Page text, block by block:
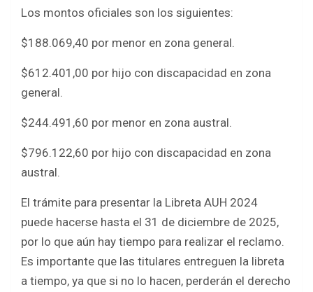
Los montos oficiales son los siguientes:
$188.069,40 por menor en zona general.
$612.401,00 por hijo con discapacidad en zona
general.
$244.491,60 por menor en zona austral.
$796.122,60 por hijo con discapacidad en zona
austral.
El trámite para presentar la Libreta AUH 2024
puede hacerse hasta el 31 de diciembre de 2025,
por lo que aún hay tiempo para realizar el reclamo.
Es importante que las titulares entreguen la libreta
a tiempo, ya que si no lo hacen, perderán el derecho